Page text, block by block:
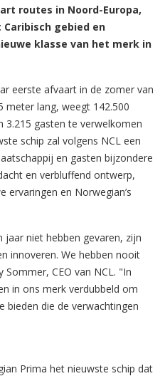
routes in Noord-Europa,
gebied en
klasse van het merk in
eerste afvaart in de zomer van
meter lang, weegt 142.500
3.215 gasten te verwelkomen
schip zal volgens NCL een
en gasten bijzondere
en verbluffend ontwerp,
ervaringen en Norwegian’s
jaar niet hebben gevaren, zijn
innoveren. We hebben nooit
CEO van NCL. "In
in ons merk verdubbeld om
bieden die de verwachtingen
Prima het nieuwste schip dat